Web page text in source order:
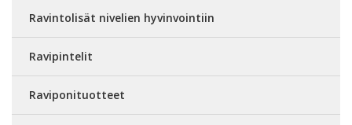
Ravintolisät nivelien hyvinvointiin
Ravipintelit
Raviponituotteet